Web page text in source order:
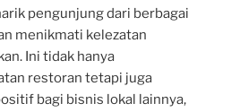
pengunjung dari berbagai
menikmati kelezatan
Ini tidak hanya
restoran tetapi juga
bagi bisnis lokal lainnya,